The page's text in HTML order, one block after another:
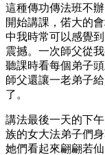
這種傳功傳法班不
開始講課，偌大的
中我時常可以感覺
震撼。一次師父從
聽課時看每個弟子
師父還讓一老弟子
了。
講法最後一天的下
族的女大法弟子們
她們看起來翩翩若